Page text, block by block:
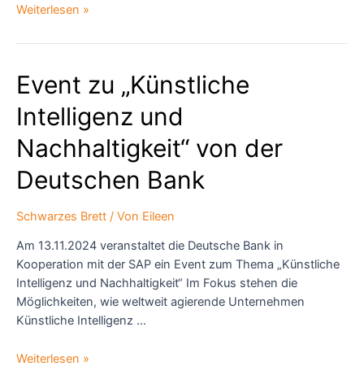
Programmangebote
Career
Rhein-
Weiterlesen »
Event zu „Künstliche
Intelligenz und
Nachhaltigkeit“ von der
Deutschen Bank
Schwarzes Brett / Von Eileen
Am 13.11.2024 veranstaltet die Deutsche Bank in
Kooperation mit der SAP ein Event zum Thema „Künstliche
Intelligenz und Nachhaltigkeit“ Im Fokus stehen die
Möglichkeiten, wie weltweit agierende Unternehmen
Künstliche Intelligenz …
Event
Weiterlesen »